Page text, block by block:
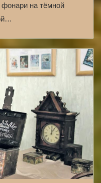
фонари на тёмной